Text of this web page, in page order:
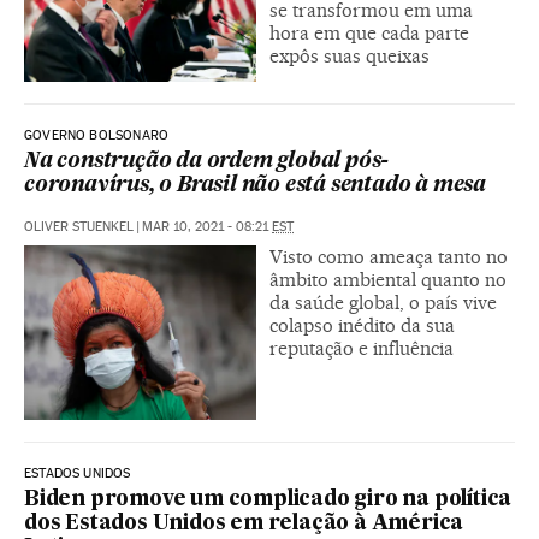
se transformou em uma
hora em que cada parte
expôs suas queixas
GOVERNO BOLSONARO
Na construção da ordem global pós-
coronavírus, o Brasil não está sentado à mesa
OLIVER STUENKEL | MAR 10, 2021 - 08:21EST
Visto como ameaça tanto no
âmbito ambiental quanto no
da saúde global, o país vive
colapso inédito da sua
reputação e influência
ESTADOS UNIDOS
Biden promove um complicado giro na política
dos Estados Unidos em relação à América